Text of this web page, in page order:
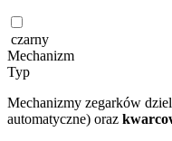
czarny
Mechanizm
Typ
Mechanizmy zegarków
automatyczne) oraz